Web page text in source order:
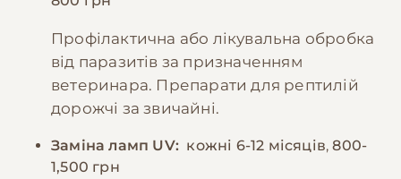
Профілактична або лікувальна обробка
від паразитів за призначенням
ветеринара. Препарати для рептилій
дорожчі за звичайні.
Заміна ламп UV: кожні 6-12 місяців,800-
1,500 грн